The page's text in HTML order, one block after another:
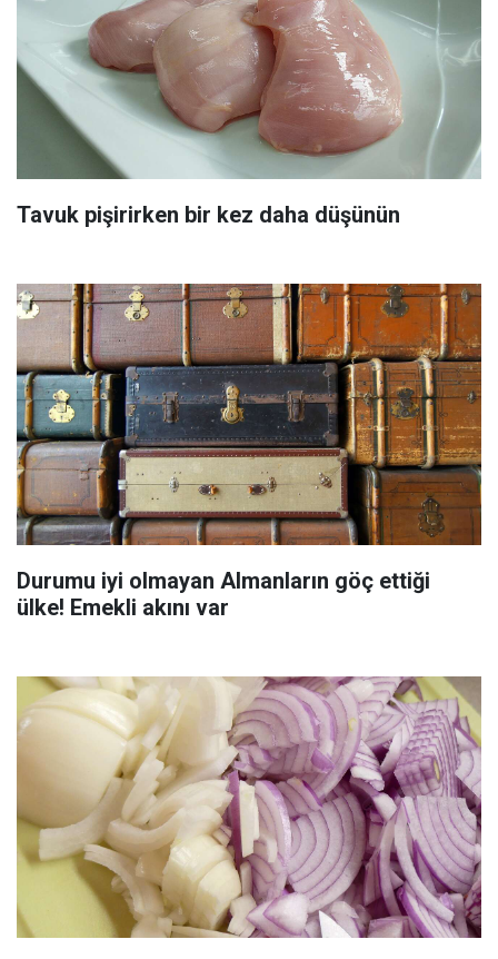
Tavuk pişirirken bir kez daha düşünün
Durumu iyi olmayan Almanların göç ettiği
ülke! Emekli akını var